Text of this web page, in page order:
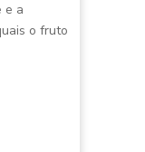
e a
o fruto